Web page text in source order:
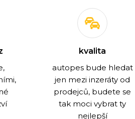
kvalita
autopes bude hledat
jen mezi inzeráty od
prodejců, budete se
tak moci vybrat ty
nejlepší